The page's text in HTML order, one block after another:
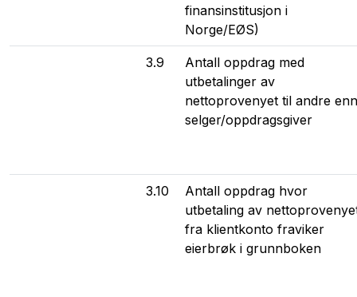
finansinstitusjon i
Norge/EØS)
3.9
Antall oppdrag med
utbetalinger av
nettoprovenyet til andre enn
selger/oppdragsgiver
3.10
Antall oppdrag hvor
utbetaling av
fra klientkonto fraviker
eierbrøk i grunnboken